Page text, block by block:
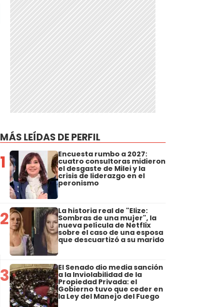
MÁS LEÍDAS DE PERFIL
1 Encuesta rumbo a 2027:
cuatro consultoras midieron
el desgaste de Milei y la
crisis de liderazgo en el
peronismo
2 La historia real de "Elize:
Sombras de una mujer", la
nueva película de Netflix
sobre el caso de una esposa
que descuartizó a su marido
3 El Senado dio media sanción
a la Inviolabilidad de la
Propiedad Privada: el
Gobierno tuvo que ceder en
la Ley del Manejo del Fuego